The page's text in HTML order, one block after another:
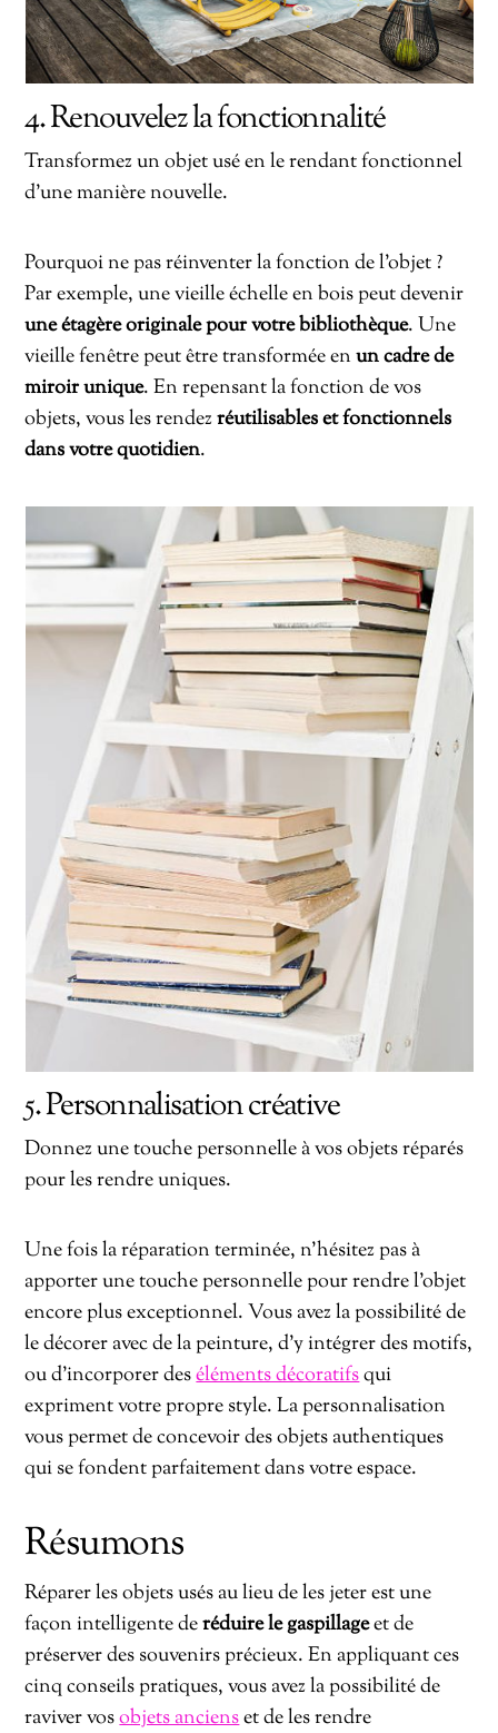
4. Renouvelez la fonctionnalité
Transformez un objet usé en le rendant fonctionnel
d’une manière nouvelle.
Pourquoi ne pas réinventer la fonction de l’objet ?
Par exemple, une vieille échelle en bois peut devenir
une étagère originale pour votre bibliothèque. Une
vieille fenêtre peut être transformée enun cadre de
miroir unique. En repensant la fonction de vos
objets, vous les rendezréutilisables et fonctionnels
dans votre quotidien.
5. Personnalisation créative
Donnez une touche personnelle à vos objets réparés
pour les rendre uniques.
Une fois la réparation terminée, n’hésitez pas à
apporter une touche personnelle pour rendre l’objet
encore plus exceptionnel. Vous avez la possibilité de
le décorer avec de la peinture, d’y intégrer des motifs,
ou d’incorporer deséléments décoratifsqui
expriment votre propre style. La personnalisation
vous permet de concevoir des objets authentiques
qui se fondent parfaitement dans votre espace.
Résumons
Réparer les objets usés au lieu de les jeter est une
façon intelligente deréduire le gaspillageet de
préserver des souvenirs précieux. En appliquant ces
cinq conseils pratiques, vous avez la possibilité de
raviver vosobjets ancienset de les rendre